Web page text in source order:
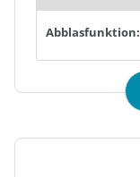
Abblasfunktion: